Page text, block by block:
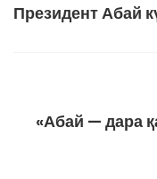
Президент Абай
«Абай — дара